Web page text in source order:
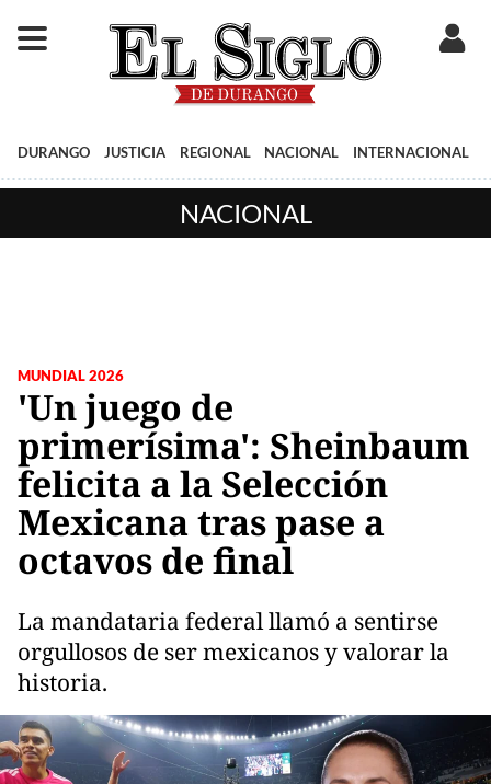
DURANGO JUSTICIA REGIONAL NACIONAL INTERNACIONAL
NACIONAL
MUNDIAL 2026
'Un juego de
primerísima': Sheinbaum
felicita a la Selección
Mexicana tras pase a
octavos de final
La mandataria federal llamó a sentirse
orgullosos de ser mexicanos y valorar la
historia.